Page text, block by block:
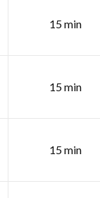
15 min
15 min
15 min